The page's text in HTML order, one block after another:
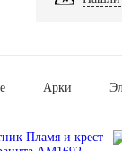
Арки